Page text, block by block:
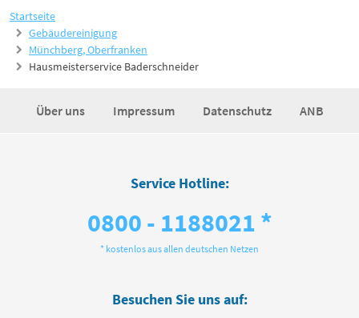
Startseite
Gebäudereinigung
Münchberg, Oberfranken
Hausmeisterservice Baderschneider
Über uns Impressum Datenschutz ANB
Service Hotline:
0800 - 1188021 *
* kostenlos aus allen deutschen Netzen
Besuchen Sie uns auf: